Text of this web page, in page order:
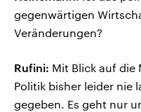
gegenwärtigen
Veränderungen?
Rufini: Mit Blick auf
Politik bisher leider nie
gegeben. Es geht nur